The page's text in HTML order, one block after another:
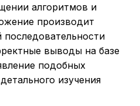
алгоритмов и
производит
выводы на базе
подобных
изучения